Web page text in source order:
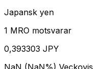
Japansk yen
1 MRO motsvarar
0,393303 JPY